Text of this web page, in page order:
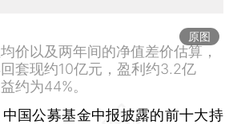
原图
价以及两年间的净值差价估算，
套现约10亿元，盈利约3.2亿
约为44%。
中国公募基金中报披露的前十大持